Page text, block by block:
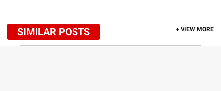
SIMILAR POSTS + VIEW MORE